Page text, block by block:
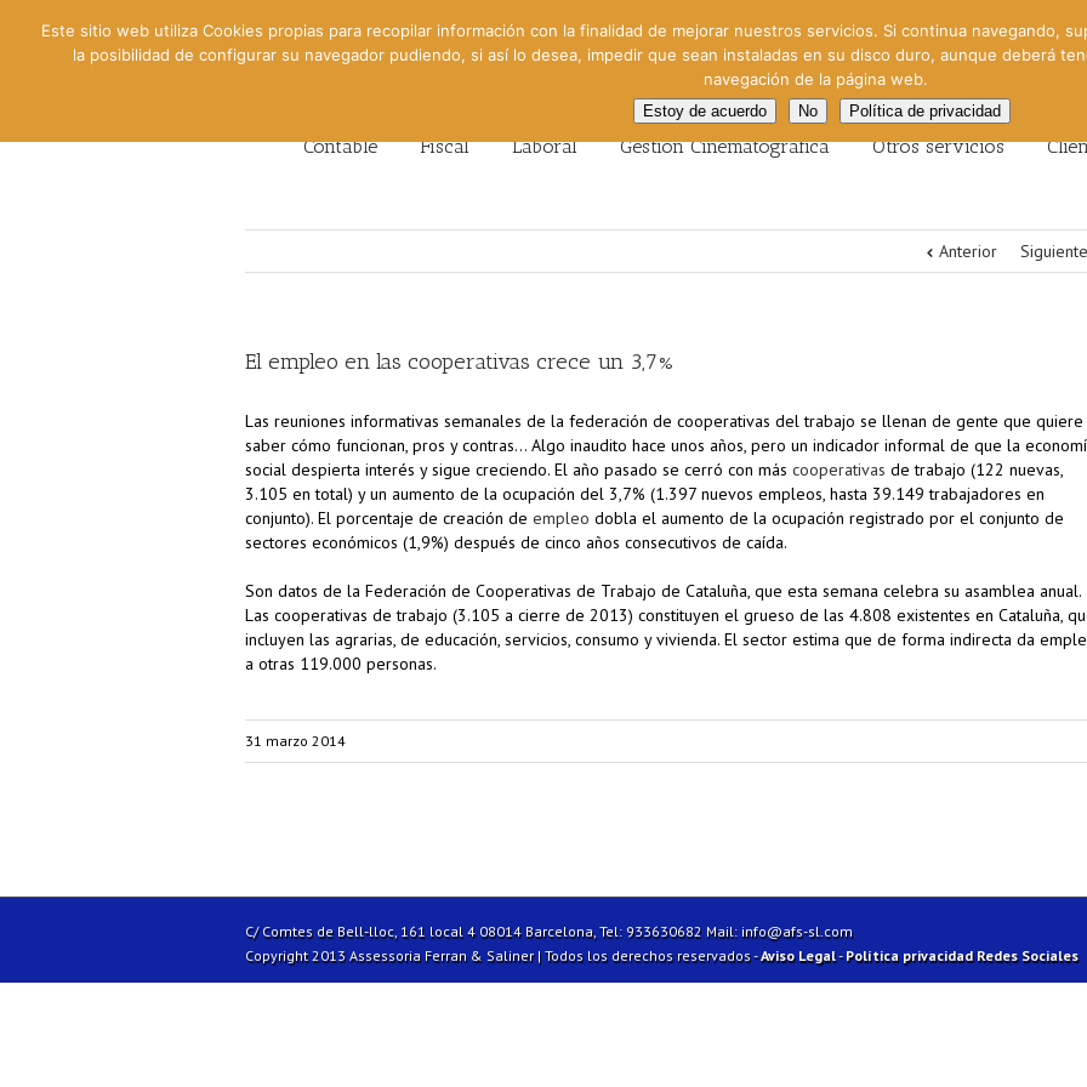
Contable Fiscal Laboral Gestión Cinematográfica Otros servicios
Anterior Siguiente
El empleo en las cooperativas crece un 3,7%
Las reuniones informativas semanales de la federación de cooperativas del trabajo se llenan de gente que quiere
saber cómo funcionan, pros y contras… Algo inaudito hace unos años, pero un indicador informal de que la
social despierta interés y sigue creciendo. El año pasado se cerró con más cooperativas de trabajo (122 nuevas,
3.105 en total) y un aumento de la ocupación del 3,7% (1.397 nuevos empleos, hasta 39.149 trabajadores en
conjunto). El porcentaje de creación de empleo dobla el aumento de la ocupación registrado por el conjunto de
sectores económicos (1,9%) después de cinco años consecutivos de caída.
Son datos de la Federación de Cooperativas de Trabajo de Cataluña, que esta semana celebra su asamblea anual.
Las cooperativas de trabajo (3.105 a cierre de 2013) constituyen el grueso de las 4.808 existentes en Cataluña,
incluyen las agrarias, de educación, servicios, consumo y vivienda. El sector estima que de forma indirecta da
a otras 119.000 personas.
31 marzo 2014
C/ Comtes de Bell-lloc, 161 local 4 08014 Barcelona, Tel: 933630682 Mail: info@afs-sl.com
Copyright 2013 Assessoria Ferran & Saliner | Todos los derechos reservados -Aviso Legal-Política privacidad Redes Sociales
Este sitio web utiliza Cookies propias para recopilar información con la finalidad de mejorar nuestros servicios. Si continua navegando,
la posibilidad de configurar su navegador pudiendo, si así lo desea, impedir que sean instaladas en su disco duro, aunque deberá
navegación de la página web.
Estoy de acuerdo No Política de privacidad